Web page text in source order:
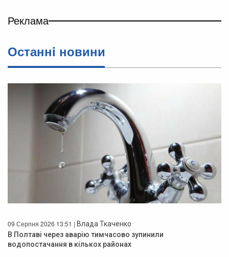
Реклама
Останнi новини
09 Серпня 2026 13:51 | Влада Ткаченко
В Полтаві через аварію тимчасово зупинили
водопостачання в кількох районах